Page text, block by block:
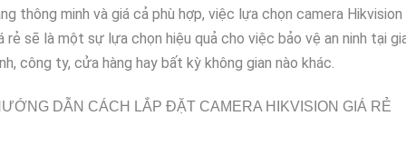
thông minh và giá cả phù hợp, việc lựa chọn camera Hikvision
rẻ sẽ là một sự lựa chọn hiệu quả cho việc bảo vệ an ninh tại
công ty, cửa hàng hay bất kỳ không gian nào khác.
DẪN CÁCH LẮP ĐẶT CAMERA HIKVISION GIÁ RẺ